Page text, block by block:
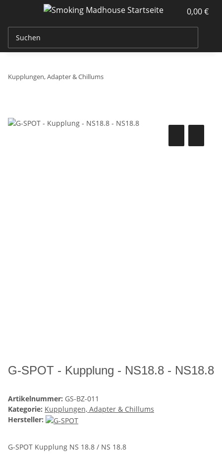
0,00 €
Kupplungen, Adapter & Chillums
G-SPOT - Kupplung - NS18.8 - NS18.8
Artikelnummer: GS-BZ-011
Kategorie: Kupplungen, Adapter & Chillums
Hersteller:
G-SPOT Kupplung NS 18.8 / NS 18.8